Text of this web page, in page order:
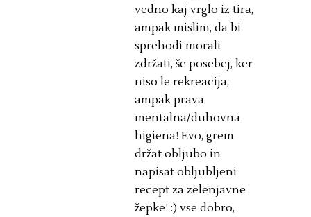
vedno kaj vrglo iz tira,
ampak mislim, da bi
sprehodi morali
zdržati, še posebej, ker
niso le rekreacija,
ampak prava
mentalna/duhovna
higiena! Evo, grem
držat obljubo in
napisat obljubljeni
recept za zelenjavne
žepke! :) vse dobro,